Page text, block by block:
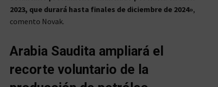
2023, que durará hasta finales de diciembre de 2024»,
comento Novak.
Arabia Saudita ampliará el
recorte voluntario de la